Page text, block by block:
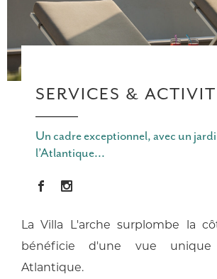
SERVICES &
Un cadre exceptionnel, avec un
l’Atlantique...
La Villa L'arche surplombe la
bénéficie d'une vue
Atlantique.